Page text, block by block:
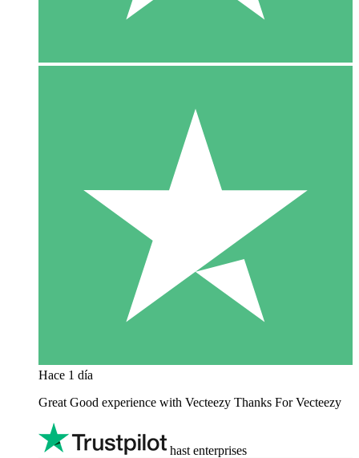
Hace 1 día
Great Good experience with Vecteezy Thanks For Vecteezy
hast enterprises